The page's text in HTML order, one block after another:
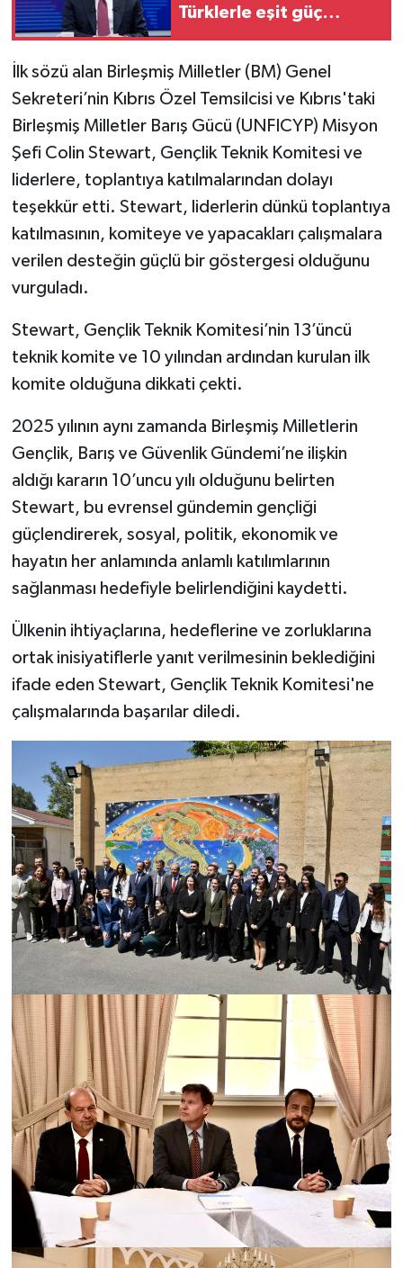
Türklerle eşit güç
İlk sözü alan Birleşmiş Milletler (BM) Genel
Sekreteri’nin Kıbrıs Özel Temsilcisi ve Kıbrıs'taki
Birleşmiş Milletler Barış Gücü (UNFICYP) Misyon
Şefi Colin Stewart, Gençlik Teknik Komitesi ve
liderlere, toplantıya katılmalarından dolayı
teşekkür etti. Stewart, liderlerin dünkü toplantıya
katılmasının, komiteye ve yapacakları çalışmalara
verilen desteğin güçlü bir göstergesi olduğunu
vurguladı.
Stewart, Gençlik Teknik Komitesi’nin 13’üncü
teknik komite ve 10 yılından ardından kurulan ilk
komite olduğuna dikkati çekti.
2025 yılının aynı zamanda Birleşmiş Milletlerin
Gençlik, Barış ve Güvenlik Gündemi’ne ilişkin
aldığı kararın 10’uncu yılı olduğunu belirten
Stewart, bu evrensel gündemin gençliği
güçlendirerek, sosyal, politik, ekonomik ve
hayatın her anlamında anlamlı katılımlarının
sağlanması hedefiyle belirlendiğini kaydetti.
Ülkenin ihtiyaçlarına, hedeflerine ve zorluklarına
ortak inisiyatiflerle yanıt verilmesinin beklediğini
ifade eden Stewart, Gençlik Teknik Komitesi'ne
çalışmalarında başarılar diledi.